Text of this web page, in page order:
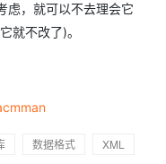
虑，就可以不去理会它
就不改了)。
数据格式
XML